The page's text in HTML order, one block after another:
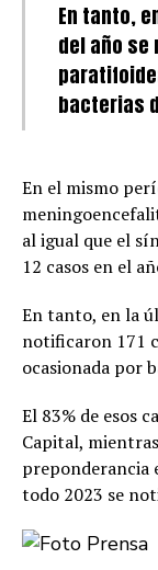
En tanto,
del año se
bacterias
En el mismo
al igual que el
12 casos en el
En tanto, en la
notificaron 171
ocasionada por
El 83% de esos
Capital,
preponderancia
todo 2023 se